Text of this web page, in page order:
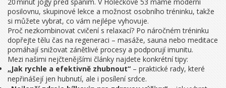
posilovnu, skupinové lekce a možnost osobního tréninku, takže
si můžete vybrat, co vám nejlépe vyhovuje.
Proč nezkombinovat cvičení s relaxací? Po náročném tréninku
dopřejte tělu čas na regeneraci – masáže, sauna nebo meditace
pomáhají snižovat zánětlivé procesy a podporují imunitu.
Mezi našimi nejčtenějšími články najdete konkrétní tipy:
„Jak rychle a efektivně zhubnout“ – praktické rady, které
nepřinášejí jen hubnutí, ale i posílení srdce.